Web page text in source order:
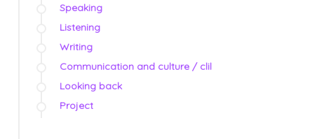
Speaking
Listening
Writing
Communication and culture / clil
Looking back
Project